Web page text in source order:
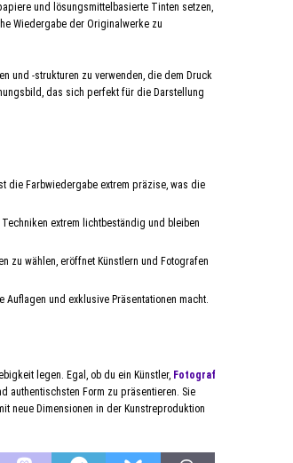
und lösungsmittelbasierte Tinten setzen,
Wiedergabe der Originalwerke zu
und -strukturen zu verwenden, die dem Druck
das sich perfekt für die Darstellung
die Farbwiedergabe extrem präzise, was die
extrem lichtbeständig und bleiben
zu wählen, eröffnet Künstlern und Fotografen
und exklusive Präsentationen macht.
legen. Egal, ob du ein Künstler, Fotograf
authentischsten Form zu präsentieren. Sie
neue Dimensionen in der Kunstreproduktion